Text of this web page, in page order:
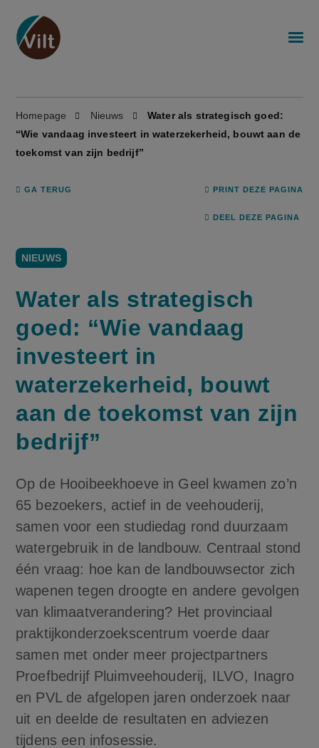
Homepage Nieuws
Water als strategisch goed:
“Wie vandaag investeert in waterzekerheid, bouwt aan de
toekomst van zijn bedrijf”
GA TERUG PRINT DEZE PAGINA
DEEL DEZE PAGINA
NIEUWS
Water als strategisch
goed: “Wie vandaag
investeert in
waterzekerheid, bouwt
aan de toekomst van zijn
bedrijf”
Op de Hooibeekhoeve in Geel kwamen zo’n
65 bezoekers, actief in de veehouderij,
samen voor een studiedag rond duurzaam
watergebruik in de landbouw. Centraal stond
één vraag: hoe kan de landbouwsector zich
wapenen tegen droogte en andere gevolgen
van klimaatverandering? Het provinciaal
praktijkonderzoekscentrum voerde daar
samen met onder meer projectpartners
Proefbedrijf Pluimveehouderij, ILVO, Inagro
en PVL de afgelopen jaren onderzoek naar
uit en deelde de resultaten en adviezen
tijdens een infosessie.